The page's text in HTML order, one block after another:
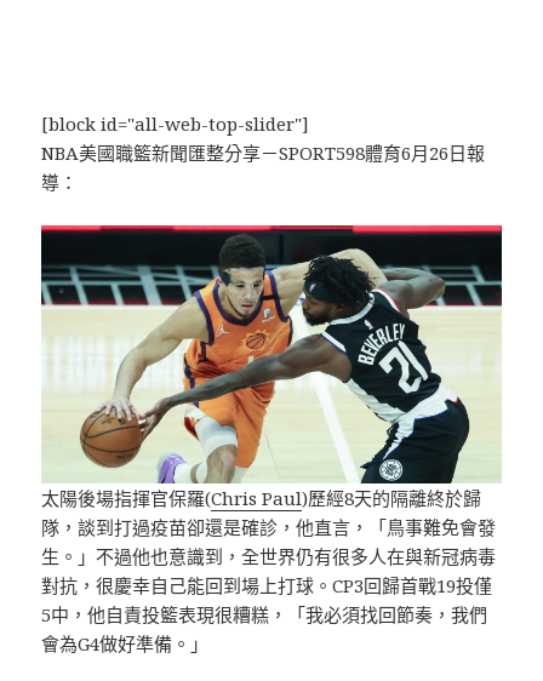
[block id="all-web-top-slider"]
NBA美國職籃新聞匯整分享－SPORT598體育6月26日報
導：
太陽後場指揮官保羅(Chris Paul)歷經8天的隔離終於歸
隊，談到打過疫苗卻還是確診，他直言，「鳥事難免會發
生。」不過他也意識到，全世界仍有很多人在與新冠病毒
對抗，很慶幸自己能回到場上打球。CP3回歸首戰19投僅
5中，他自責投籃表現很糟糕，「我必須找回節奏，我們
會為G4做好準備。」